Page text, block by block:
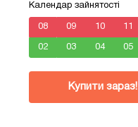
Календар зайнятості
08 09 10 11
02 03 04 05
Купити зараз!